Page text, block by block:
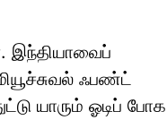
இந்தியாவைப்
ஃபண்ட்
யாரும் ஓடிப் போக